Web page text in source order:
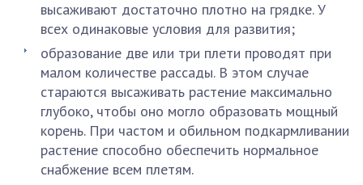
высаживают достаточно плотно на грядке. У
всех одинаковые условия для развития;
образование две или три плети проводят при
малом количестве рассады. В этом случае
стараются высаживать растение максимально
глубоко, чтобы оно могло образовать мощный
корень. При частом и обильном подкармливании
растение способно обеспечить нормальное
снабжение всем плетям.